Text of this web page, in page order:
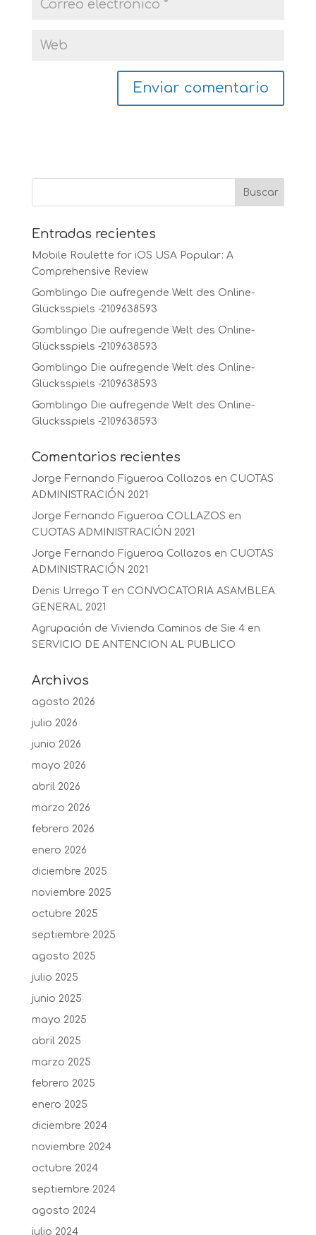
Entradas recientes
Mobile Roulette for iOS USA Popular: A
Comprehensive Review
Gomblingo Die aufregende Welt des Online-
Glücksspiels -2109638593
Gomblingo Die aufregende Welt des Online-
Glücksspiels -2109638593
Gomblingo Die aufregende Welt des Online-
Glücksspiels -2109638593
Gomblingo Die aufregende Welt des Online-
Glücksspiels -2109638593
Comentarios recientes
Jorge Fernando Figueroa Collazos en CUOTAS
ADMINISTRACIÓN 2021
Jorge Fernando Figueroa COLLAZOS en
CUOTAS ADMINISTRACIÓN 2021
Jorge Fernando Figueroa Collazos en CUOTAS
ADMINISTRACIÓN 2021
Denis Urrego T
en CONVOCATORIA ASAMBLEA
GENERAL 2021
Agrupación de Vivienda Caminos de Sie 4en
SERVICIO DE ANTENCION AL PUBLICO
Archivos
agosto 2026
julio 2026
junio 2026
mayo 2026
abril 2026
marzo 2026
febrero 2026
enero 2026
diciembre 2025
noviembre 2025
octubre 2025
septiembre 2025
agosto 2025
julio 2025
junio 2025
mayo 2025
abril 2025
marzo 2025
febrero 2025
enero 2025
diciembre 2024
noviembre 2024
octubre 2024
septiembre 2024
agosto 2024
julio 2024